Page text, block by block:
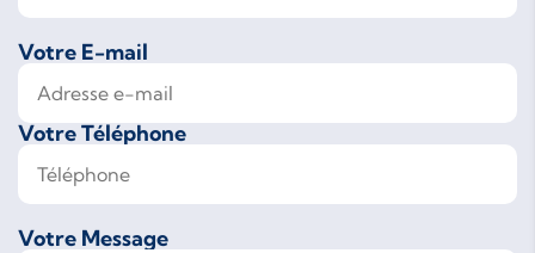
Votre E-mail
Votre Téléphone
Votre Message